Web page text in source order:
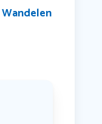
Wandelen